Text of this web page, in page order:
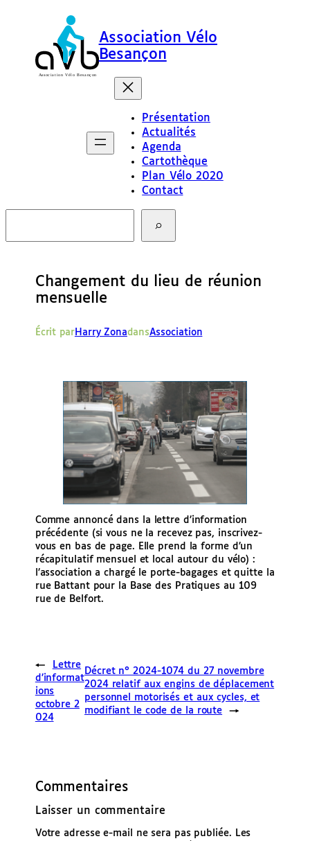
Association Vélo
Besançon
Présentation
Actualités
Agenda
Cartothèque
Plan Vélo 2020
Contact
c
Changement du lieu de réunion
mensuelle
Écrit parHarry ZonadansAssociation
Comme annoncé dans la lettre d’information
précédente (si vous ne la recevez pas, inscrivez-
vous en bas de page. Elle prend la forme d’un
récapitulatif mensuel et local autour du vélo) :
l’association a chargé le porte-bagages et quitte la
rue Battant pour la Base des Pratiques au 109
rue de Belfort.
←
Lettre
d’informat
ions
octobre 2
024
Décret n° 2024-1074 du 27 novembre
2024 relatif aux engins de déplacement
personnel motorisés et aux cycles, et
modifiant le code de la route
→
Commentaires
Laisser un commentaire
Votre adresse e-mail ne sera pas publiée.
Les